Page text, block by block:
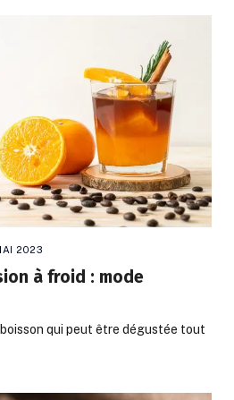
2023
à froid : mode
qui peut être dégustée tout